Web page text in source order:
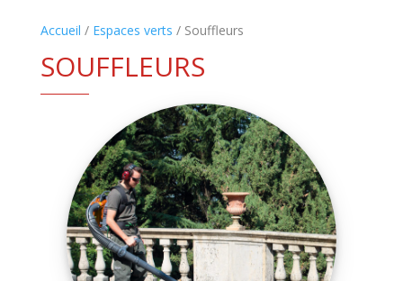
Accueil / Espaces verts / Souffleurs
SOUFFLEURS